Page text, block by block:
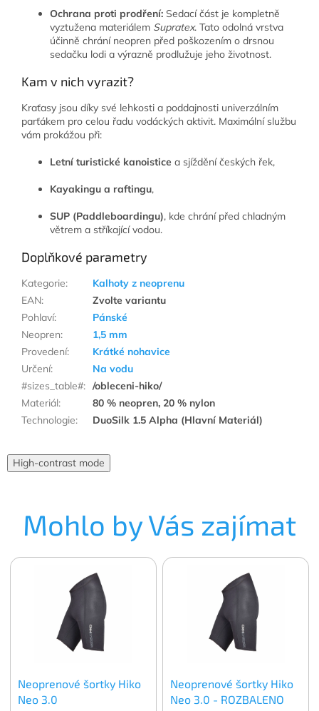
Ochrana proti prodření: Sedací část je kompletně
vyztužena materiálem Supratex. Tato odolná vrstva
účinně chrání neopren před poškozením o drsnou
sedačku lodi a výrazně prodlužuje jeho životnost.
Kam v nich vyrazit?
Kraťasy jsou díky své lehkosti a poddajnosti univerzálním
parťákem pro celou řadu vodáckých aktivit. Maximální službu
vám prokážou při:
Letní turistické kanoistice a sjíždění českých řek,
Kayakingu a raftingu,
SUP (Paddleboardingu), kde chrání před chladným
větrem a stříkající vodou.
Doplňkové parametry
Kategorie:
Kalhoty z neoprenu
EAN:
Zvolte variantu
Pohlaví:
Pánské
Neopren:
1,5 mm
Provedení:
Krátké nohavice
Určení:
Na vodu
#sizes_table#: /obleceni-hiko/
Materiál:
80 % neopren, 20 % nylon
Technologie: DuoSilk 1.5 Alpha (Hlavní Materiál)
High-contrast mode
Mohlo by Vás zajímat
Neoprenové šortky Hiko
Neo 3.0
Neoprenové šortky Hiko
Neo 3.0 - ROZBALENO